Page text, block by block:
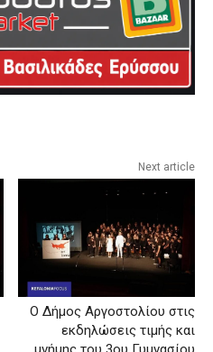
Next article
Ο Δήμος Αργοστολίου στις
εκδηλώσεις τιμής και